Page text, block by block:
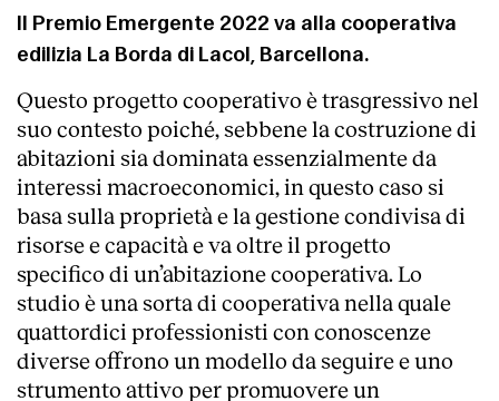
Il Premio Emergente 2022 va alla cooperativa
edilizia La Borda di Lacol, Barcellona.
Questo progetto cooperativo è trasgressivo nel
suo contesto poiché, sebbene la costruzione di
abitazioni sia dominata essenzialmente da
interessi macroeconomici, in questo caso si
basa sulla proprietà e la gestione condivisa di
risorse e capacità e va oltre il progetto
specifico di un’abitazione cooperativa. Lo
studio è una sorta di cooperativa nella quale
quattordici professionisti con conoscenze
diverse offrono un modello da seguire e uno
strumento attivo per promuovere un